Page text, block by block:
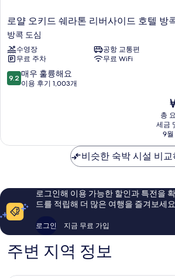
로
얄
오
키
드
쉐
라
드
콕
콕
도
로얄 오키드 쉐라톤 리버사이드 호텔 방
방콕 도심
수영장
공항 교통편
무료 주차
무료 WiFi
10
점
매
해
이
용
1,003
9.2 매우 훌륭해요
이용 후기 1,003개
재
총
세금
9월
비슷한 숙박 시설 비교
로그인해 이용 가능한 할인과 특전을
드를 적립해 더 많은 여행을 즐겨보세
로그인 지금 무료 가입
주변 지역 정보